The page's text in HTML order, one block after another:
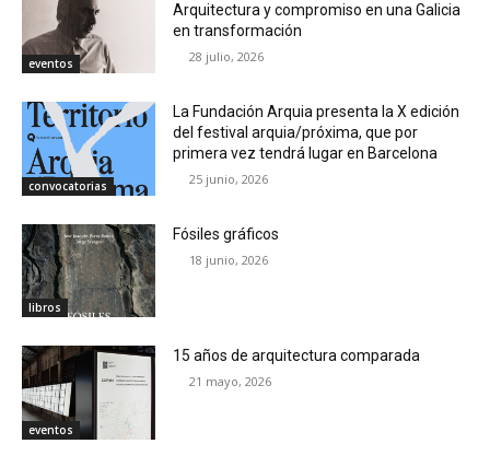
eventos
Arquitectura y compromiso en una Galicia
en transformación
28 julio, 2026
convocatorias
La Fundación Arquia presenta la X edición
del festival arquia/próxima, que por
primera vez tendrá lugar en Barcelona
25 junio, 2026
libros
Fósiles gráficos
18 junio, 2026
eventos
15 años de arquitectura comparada
21 mayo, 2026